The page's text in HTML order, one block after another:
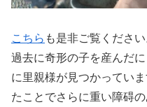
こちら も是非ご覧ください
過去に奇形の子を産んだ
に里親様が見つかってい
たことでさらに重い障碍